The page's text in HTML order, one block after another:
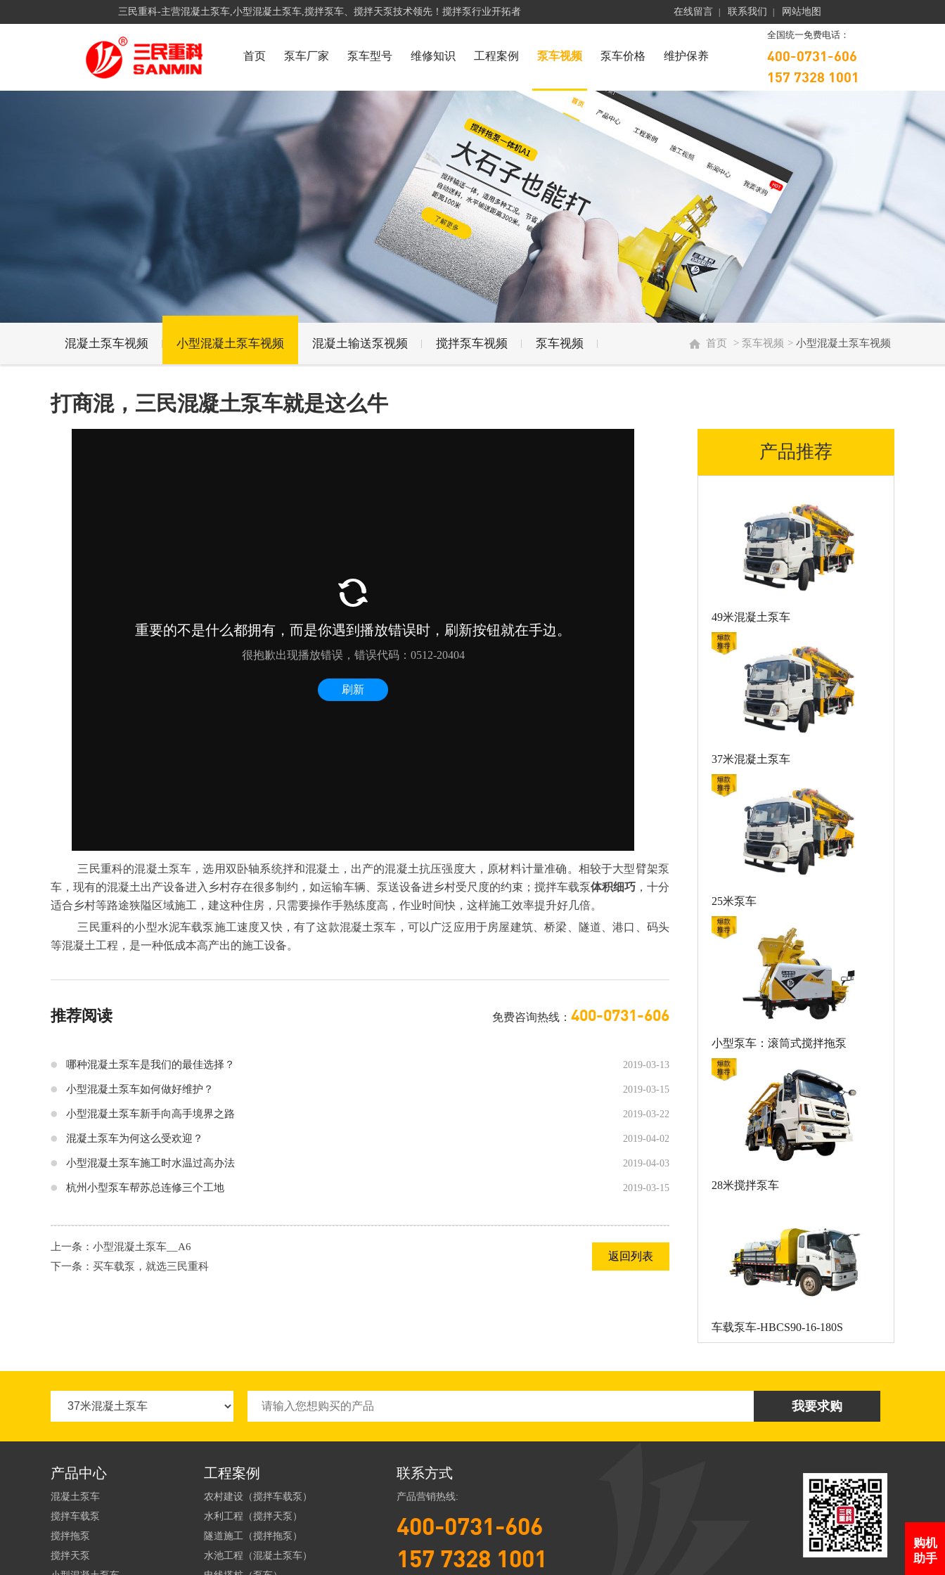
三民重科-主营混凝土泵车,小型混凝土泵车,搅拌泵车、搅拌天泵技术领先！搅拌泵行业开拓者 在线留言 联系我们 网站地图
首页 泵车厂家 泵车型号 维修知识 工程案例 泵车视频 泵车价格 维护保养
全国统一免费电话：
400-0731-606
157 7328 1001
混凝土泵车视频 小型混凝土泵车视频 混凝土输送泵视频 搅拌泵车视频 泵车视频 首页 > 泵车视频 > 小型混凝土泵车视频
打商混，三民混凝土泵车就是这么牛
三民重科的混凝土泵车 ，选用双卧轴系统拌和混凝土，出产的混凝土抗压强度大，原材料计量准确。相较于大型臂架泵
车，现有的混凝土出产设备进入乡村存在很多制约，如运输车辆、泵送设备进乡村受尺度的约束； 搅拌车载泵体积细巧 ，十分
适合乡村等路途狭隘区域施工 ，建这种住房，只需要操作手熟练度高，作业时间快，这样施工效率提升好几倍。
三民重科的小型水泥车载泵施工速度又快，有了这款混凝土泵车 ，可以广泛应用于房屋建筑、桥梁、隧道、港口、码头
等混凝土工程，是一种低成本高产出的施工设备。
推荐阅读 免费咨询热线： 400-0731-606
哪种混凝土泵车是我们的最佳选择？ 2019-03-13
小型混凝土泵车如何做好维护？ 2019-03-15
小型混凝土泵车新手向高手境界之路 2019-03-22
混凝土泵车为何这么受欢迎？ 2019-04-02
小型混凝土泵车施工时水温过高办法 2019-04-03
杭州小型泵车帮苏总连修三个工地 2019-03-15
上一条： 小型混凝土泵车__A6
下一条： 买车载泵，就选三民重科
返回列表
产品推荐
49米混凝土泵车
37米混凝土泵车
25米泵车
小型泵车：滚筒式搅拌拖泵
28米搅拌泵车
车载泵车-HBCS90-16-180S
产品中心
混凝土泵车
搅拌车载泵
搅拌拖泵
搅拌天泵
工程案例
农村建设（搅拌车载泵）
水利工程（搅拌天泵）
隧道施工（搅拌拖泵）
水池工程（混凝土泵车）
联系方式
产品营销热线:
400-0731-606
157 7328 1001
购机
助手